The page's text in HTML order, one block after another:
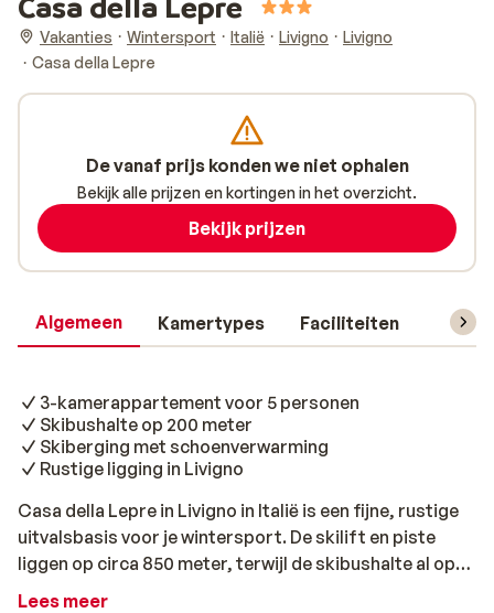
Vakanties Wintersport Italië Livigno
Livigno
Casa della Lepre
Algemeen Kamertypes Faciliteiten
3-kamerappartement voor 5 personen
Skibushalte op 200 meter
Skiberging met schoenverwarming
Rustige ligging in Livigno
Casa della Lepre in Livigno in Italië is een fijne, rustige
uitvalsbasis voor je wintersport. De skilift en piste
liggen op circa 850 meter, terwijl de skibushalte al op
200 meter te vinden is, ideaal als je snel de bergen in
Lees meer
De vanaf prijs konden we niet ophalen
Bekijk alle prijzen en kortingen in het overzicht.
Bekijk prijzen